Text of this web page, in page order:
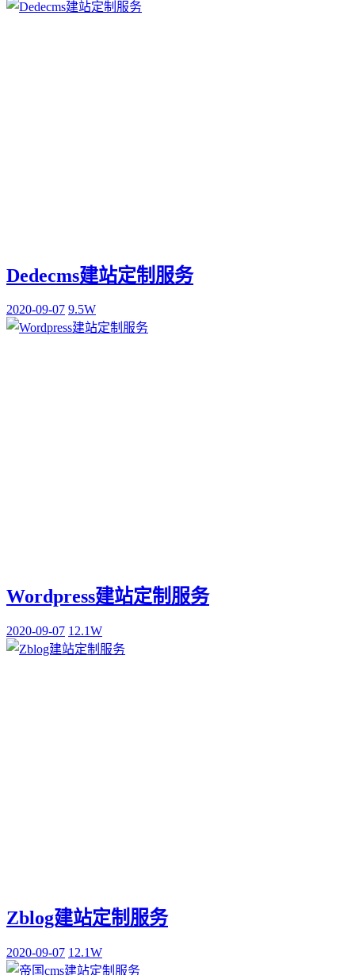
Dedecms建站定制服务
2020-09-07 9.5W
Wordpress建站定制服务
2020-09-07 12.1W
Zblog建站定制服务
2020-09-07 12.1W